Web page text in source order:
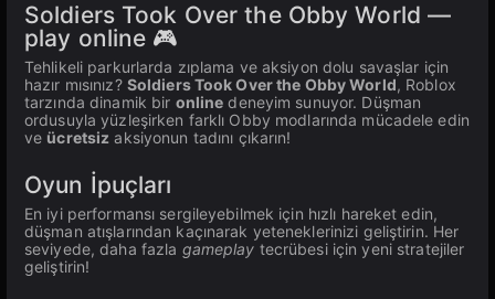
Soldiers Took Over the Obby World —
play online 🎮
Tehlikeli parkurlarda zıplama ve aksiyon dolu savaşlar için
hazır mısınız? Soldiers Took Over the Obby World, Roblox
tarzında dinamik bir online deneyim sunuyor. Düşman
ordusuyla yüzleşirken farklı Obby modlarında mücadele edin
ve ücretsiz aksiyonun tadını çıkarın!
Oyun İpuçları
En iyi performansı sergileyebilmek için hızlı hareket edin,
düşman atışlarından kaçınarak yeteneklerinizi geliştirin. Her
seviyede, daha fazla gameplay tecrübesi için yeni stratejiler
geliştirin!